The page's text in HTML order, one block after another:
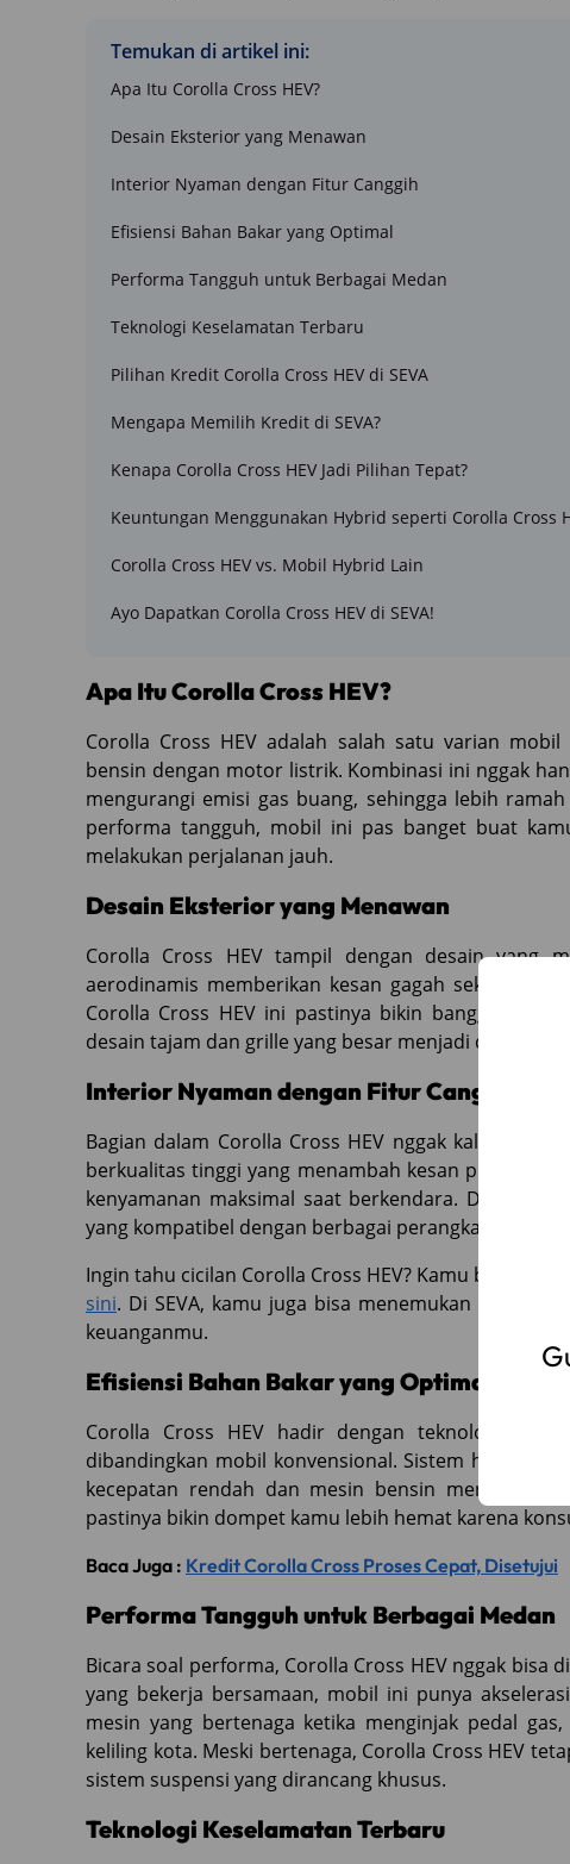
Temukan di artikel ini:
Apa Itu Corolla Cross HEV?
Desain Eksterior yang Menawan
Interior Nyaman dengan Fitur Canggih
Efisiensi Bahan Bakar yang Optimal
Performa Tangguh untuk Berbagai Medan
Teknologi Keselamatan Terbaru
Pilihan Kredit Corolla Cross HEV di SEVA
Mengapa Memilih Kredit di SEVA?
Kenapa Corolla Cross HEV Jadi Pilihan Tepat?
Keuntungan Menggunakan Hybrid seperti Corolla Cross
Corolla Cross HEV vs. Mobil Hybrid Lain
Ayo Dapatkan Corolla Cross HEV di SEVA!
Apa Itu Corolla Cross HEV?
Corolla Cross HEV adalah salah satu varian
bensin dengan motor listrik. Kombinasi ini nggak
mengurangi emisi gas buang, sehingga lebih
performa tangguh, mobil ini pas banget buat
melakukan perjalanan jauh.
Desain Eksterior yang Menawan
Corolla Cross HEV tampil dengan desain yang
aerodinamis memberikan kesan gagah sekaligus
Corolla Cross HEV ini pastinya bikin bangga setiap
desain tajam dan grille yang besar menjadi ciri khas
Interior Nyaman dengan Fitur Canggih
Bagian dalam Corolla Cross HEV nggak kalah
berkualitas tinggi yang menambah kesan premium.
kenyamanan maksimal saat berkendara.
yang kompatibel dengan berbagai perangkat, jadi
Ingin tahu cicilan Corolla Cross HEV? Kamu bisa
sini. Di SEVA, kamu juga bisa menemukan opsi
keuanganmu.
Efisiensi Bahan Bakar yang Optimal
Corolla Cross HEV hadir dengan teknologi
dibandingkan mobil konvensional. Sistem
kecepatan rendah dan mesin bensin menyala
pastinya bikin dompet kamu lebih hemat karena
Baca Juga : Kredit Corolla Cross Proses Cepat, Disetujui
Performa Tangguh untuk Berbagai Medan
Bicara soal performa, Corolla Cross HEV nggak
yang bekerja bersamaan, mobil ini punya
mesin yang bertenaga ketika menginjak pedal
keliling kota. Meski bertenaga, Corolla Cross HEV
sistem suspensi yang dirancang khusus.
Teknologi Keselamatan Terbaru